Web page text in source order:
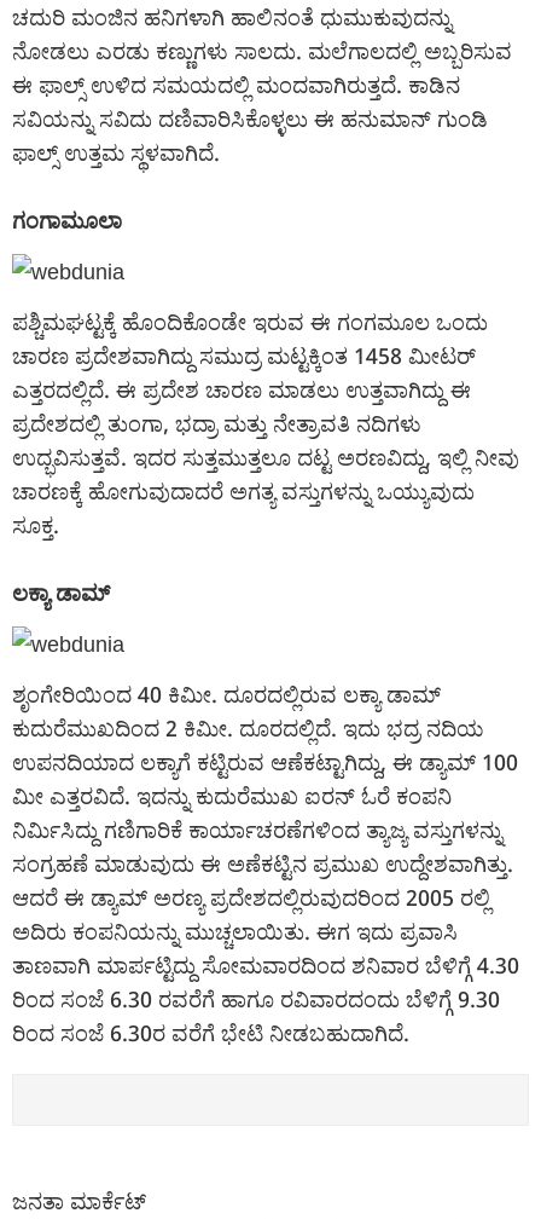
ಚದುರಿ ಮಂಜಿನ ಹನಿಗಳಾಗಿ ಹಾಲಿನಂತೆ ಧುಮುಕುವುದನ್ನು
ನೋಡಲು ಎರಡು ಕಣ್ಣುಗಳು ಸಾಲದು. ಮಲೆಗಾಲದಲ್ಲಿ ಅಬ್ಬರಿಸುವ
ಈ ಫಾಲ್ಸ್ ಉಳಿದ ಸಮಯದಲ್ಲಿ ಮಂದವಾಗಿರುತ್ತದೆ. ಕಾಡಿನ
ಸವಿಯನ್ನು ಸವಿದು ದಣಿವಾರಿಸಿಕೊಳ್ಳಲು ಈ ಹನುಮಾನ್ ಗುಂಡಿ
ಫಾಲ್ಸ್ ಉತ್ತಮ ಸ್ಥಳವಾಗಿದೆ.
ಗಂಗಾಮೂಲಾ
ಪಶ್ಚಿಮಘಟ್ಟಕ್ಕೆ ಹೊಂದಿಕೊಂಡೇ ಇರುವ ಈ ಗಂಗಮೂಲ ಒಂದು
ಚಾರಣ ಪ್ರದೇಶವಾಗಿದ್ದು ಸಮುದ್ರ ಮಟ್ಟಕ್ಕಿಂತ 1458 ಮೀಟರ್
ಎತ್ತರದಲ್ಲಿದೆ. ಈ ಪ್ರದೇಶ ಚಾರಣ ಮಾಡಲು ಉತ್ತವಾಗಿದ್ದು ಈ
ಪ್ರದೇಶದಲ್ಲಿ ತುಂಗಾ, ಭದ್ರಾ ಮತ್ತು ನೇತ್ರಾವತಿ ನದಿಗಳು
ಉದ್ಭವಿಸುತ್ತವೆ. ಇದರ ಸುತ್ತಮುತ್ತಲೂ ದಟ್ಟ ಅರಣವಿದ್ದು, ಇಲ್ಲಿ ನೀವು
ಚಾರಣಕ್ಕೆ ಹೋಗುವುದಾದರೆ ಅಗತ್ಯ ವಸ್ತುಗಳನ್ನು ಒಯ್ಯುವುದು
ಸೂಕ್ತ.
ಲಕ್ಯಾ ಡಾಮ್
ಶೃಂಗೇರಿಯಿಂದ 40 ಕಿಮೀ. ದೂರದಲ್ಲಿರುವ ಲಕ್ಯಾ ಡಾಮ್
ಕುದುರೆಮುಖದಿಂದ 2 ಕಿಮೀ. ದೂರದಲ್ಲಿದೆ. ಇದು ಭದ್ರ ನದಿಯ
ಉಪನದಿಯಾದ ಲಕ್ಯಾ‌ಗೆ ಕಟ್ಟಿರುವ ಆಣೆಕಟ್ಟಾಗಿದ್ದು, ಈ ಡ್ಯಾಮ್ 100
ಮೀ ಎತ್ತರವಿದೆ. ಇದನ್ನು ಕುದುರೆಮುಖ ಐರನ್ ಓರೆ ಕಂಪನಿ
ನಿರ್ಮಿಸಿದ್ದು ಗಣಿಗಾರಿಕೆ ಕಾರ್ಯಾಚರಣೆಗಳಿಂದ ತ್ಯಾಜ್ಯ ವಸ್ತುಗಳನ್ನು
ಸಂಗ್ರಹಣೆ ಮಾಡುವುದು ಈ ಅಣೆಕಟ್ಟಿನ ಪ್ರಮುಖ ಉದ್ದೇಶವಾಗಿತ್ತು.
ಆದರೆ ಈ ಡ್ಯಾಮ್ ಅರಣ್ಯ ಪ್ರದೇಶದಲ್ಲಿರುವುದರಿಂದ 2005 ರಲ್ಲಿ
ಅದಿರು ಕಂಪನಿಯನ್ನು ಮುಚ್ಚಲಾಯಿತು. ಈಗ ಇದು ಪ್ರವಾಸಿ
ತಾಣವಾಗಿ ಮಾರ್ಪಟ್ಟಿದ್ದು ಸೋಮವಾರದಿಂದ ಶನಿವಾರ ಬೆಳಿಗ್ಗೆ 4.30
ರಿಂದ ಸಂಜೆ 6.30 ರವರೆಗೆ ಹಾಗೂ ರವಿವಾರದಂದು ಬೆಳಿಗ್ಗೆ 9.30
ರಿಂದ ಸಂಜೆ 6.30ರ ವರೆಗೆ ಭೇಟಿ ನೀಡಬಹುದಾಗಿದೆ.
ಜನತಾ ಮಾರ್ಕೆಟ್